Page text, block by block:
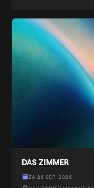
DAS ZIMMER
ZA 26 SEP. 2026